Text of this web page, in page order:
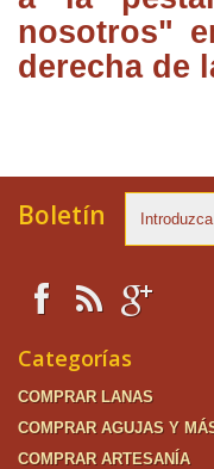
nosotros"
derecha de
Boletín
Categorías
COMPRAR LANAS
COMPRAR AGUJAS Y
COMPRAR ARTESANÍA